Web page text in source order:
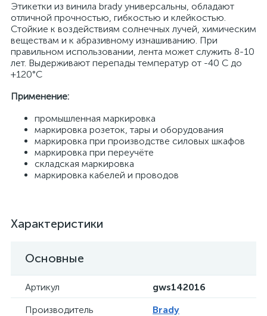
Этикетки из винила brady универсальны, обладают
отличной прочностью, гибкостью и клейкостью.
Стойкие к воздействиям солнечных лучей, химическим
веществам и к абразивному изнашиванию. При
правильном использовании, лента может служить 8-10
лет. Выдерживают перепады температур от -40 С до
+120°С
Применение:
промышленная маркировка
маркировка розеток, тары и оборудования
маркировка при производстве силовых шкафов
маркировка при переучёте
складская маркировка
маркировка кабелей и проводов
Характеристики
Основные
Артикул
gws142016
Производитель
Brady